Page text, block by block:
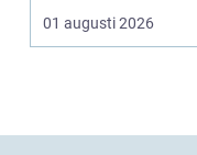
och väta utan at...
01 augusti 2026